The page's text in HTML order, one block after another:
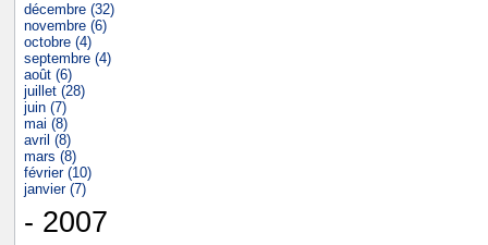
décembre (32)
novembre (6)
octobre (4)
septembre (4)
août (6)
juillet (28)
juin (7)
mai (8)
avril (8)
mars (8)
février (10)
janvier (7)
- 2007